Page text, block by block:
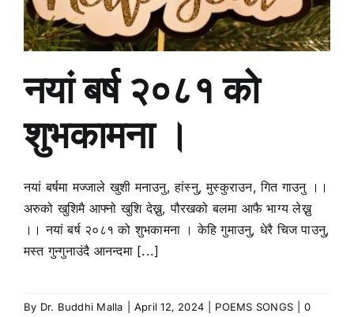
नयां बर्ष २०८१ को
शुभकामना ।
नयां बर्षमा मज्जाले खुशी मनाउनु, हांस्नु, मुस्कुराउन, गित गाउनु ।।
अरुको खुशिमै आफ्नो खुशि देख्नु, पौरखको बलमा आफै भाग्य लेख्नु
।। नयां बर्ष २०८१ को शुभकामना । केहि गुमाउनु, धेरै चिज पाउनु,
मस्त गुन्गुनाउंदै आनन्दमा [...]
By Dr. Buddhi Malla April 12, 2024 POEMS SONGS
0